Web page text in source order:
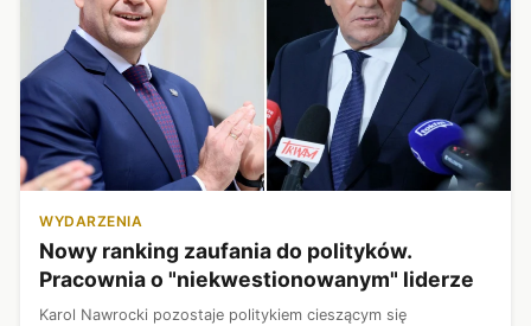
WYDARZENIA
Nowy ranking zaufania do polityków.
Pracownia o "niekwestionowanym" liderze
Karol Nawrocki pozostaje politykiem cieszącym się